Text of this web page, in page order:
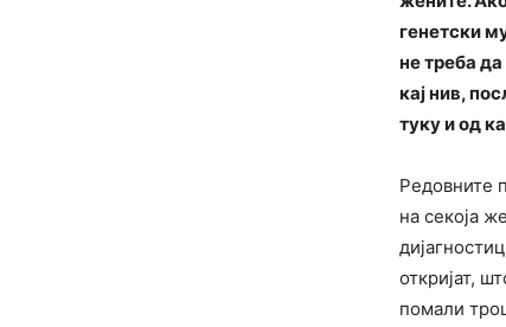
генетски
не треба
кај нив,
туку и од
Редовните
на секоја
откријат,
помали